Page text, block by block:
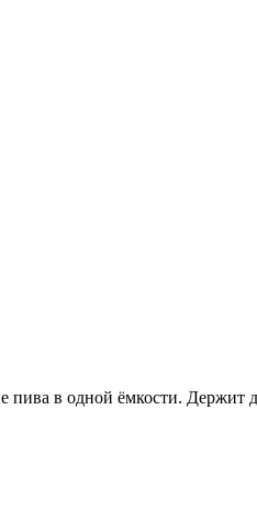
в одной ёмкости. Держит